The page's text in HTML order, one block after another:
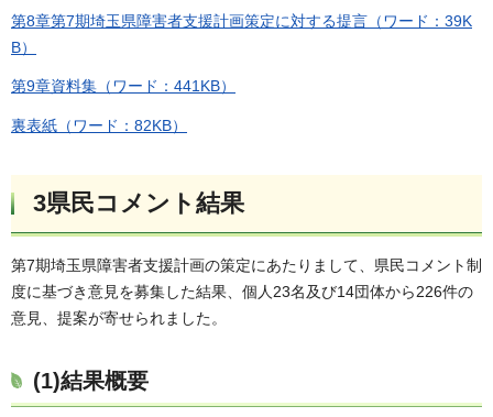
第8章第7期埼玉県障害者支援計画策定に対する提言（ワード：39K
B）
第9章資料集（ワード：441KB）
裏表紙（ワード：82KB）
3県民コメント結果
第7期埼玉県障害者支援計画の策定にあたりまして、県民コメント制
度に基づき意見を募集した結果、個人23名及び14団体から226件の
意見、提案が寄せられました。
(1)結果概要